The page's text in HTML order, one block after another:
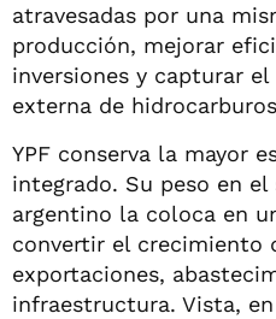
atravesadas por una
producción, mejorar
inversiones y capturar
externa de
YPF conserva la mayor
integrado. Su peso en
argentino la coloca en
convertir el crecimiento
exportaciones,
infraestructura. Vista,